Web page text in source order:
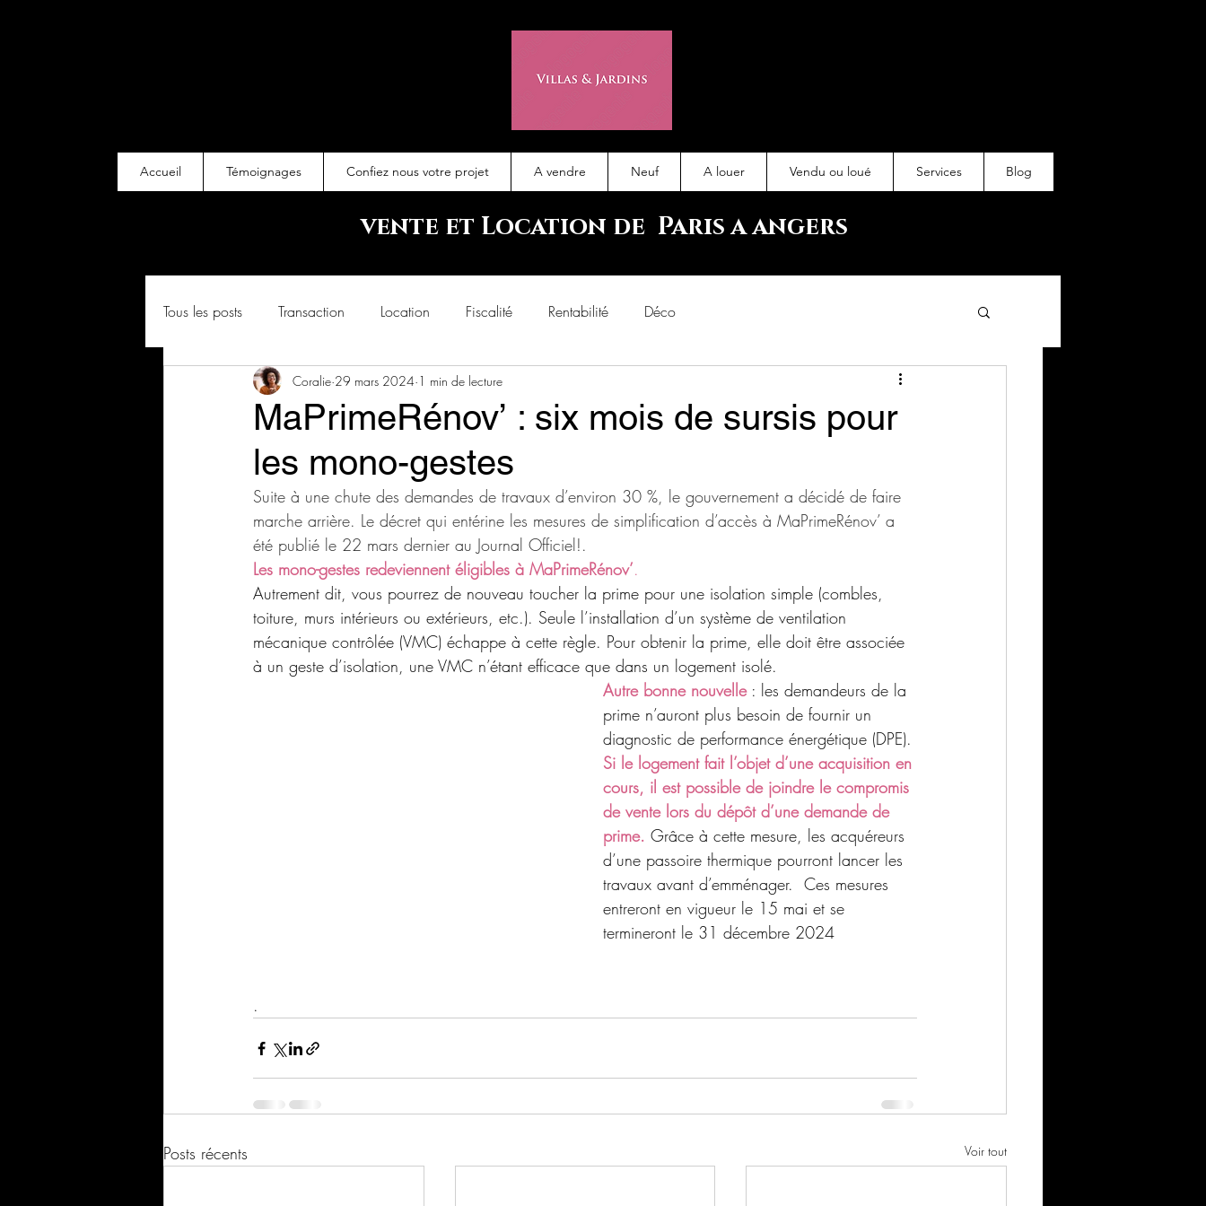
Accueil Témoignages Confiez nous votre projet A vendre Neuf A louer Vendu ou loué Services Blog
vente et Location de Paris a angers
Tous les posts Transaction Location Fiscalité Rentabilité Déco
MaPrimeRénov’ : six mois de sursis pour
les mono-gestes
Coralie 29 mars 2024 1 min de lecture
Suite à une chute des demandes de travaux d’environ 30 %, le gouvernement a décidé de faire
marche arrière. Le décret qui entérine les mesures de simplification d’accès à MaPrimeRénov’ a
été publié le 22 mars dernier au Journal Officiel!.
Les mono-gestes redeviennent éligibles à MaPrimeRénov’.
Autrement dit, vous pourrez de nouveau toucher la prime pour une isolation simple (combles,
toiture, murs intérieurs ou extérieurs, etc.). Seule l’installation d’un système de ventilation
mécanique contrôlée (VMC) échappe à cette règle. Pour obtenir la prime, elle doit être associée
à un geste d’isolation, une VMC n’étant efficace que dans un logement isolé.
Autre bonne nouvelle : les demandeurs de la
prime n’auront plus besoin de fournir un
diagnostic de performance énergétique (DPE).
Si le logement fait l’objet d’une acquisition en
cours, il est possible de joindre le compromis
de vente lors du dépôt d’une demande de
prime. Grâce à cette mesure, les acquéreurs
d’une passoire thermique pourront lancer les
travaux avant d’emménager.  Ces mesures
entreront en vigueur le 15 mai et se
termineront le 31 décembre 2024
.
Posts récents Voir tout